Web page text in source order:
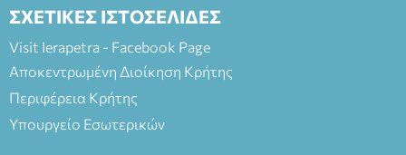
ΣΧΕΤΙΚΕΣ ΙΣΤΟΣΕΛΙΔΕΣ
Visit Ierapetra - Facebook Page
Αποκεντρωμένη Διοίκηση Κρήτης
Περιφέρεια Κρήτης
Υπουργείο Εσωτερικών